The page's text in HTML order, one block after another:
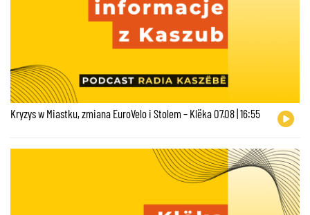
Kryzys w Miastku, zmiana EuroVelo i Stolem – Klëka 07.08 | 16:55